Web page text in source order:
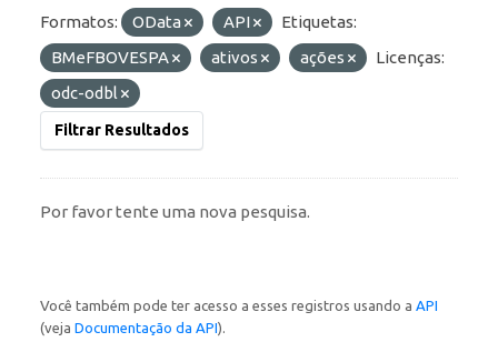
Formatos: OData API
Etiquetas:
BMeFBOVESPA
ativos ações
Licenças:
odc-odbl
Filtrar Resultados
Por favor tente uma nova pesquisa.
Você também pode ter acesso a esses registros usando a API
(veja Documentação da API).